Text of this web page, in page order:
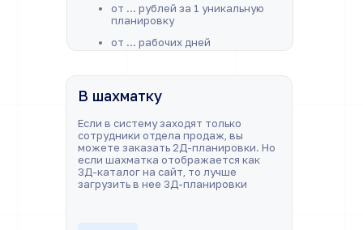
Если в систему заходят только
сотрудники отдела продаж, вы
можете заказать 2Д-планировки. Но
если шахматка отображается как
3Д-каталог на сайт, то лучше
загрузить в нее 3Д-планировки
В шахматку
от ... рабочих дней
от ... рублей за 1 уникальную
планировку